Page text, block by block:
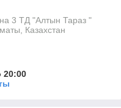
3 ТД "Алтын Тараз "
Казахстан
20:00